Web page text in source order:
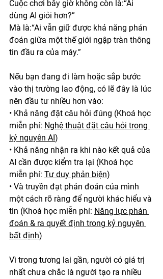
Cuộc chơi bây giờ không còn là:“Ai
dùng AI giỏi hơn?”
Mà là:“Ai vẫn giữ được khả năng phán
đoán giữa một thế giới ngập tràn thông
tin đầu ra của máy.”
Nếu bạn đang đi làm hoặc sắp bước
vào thị trường lao động, có lẽ đây là lúc
nên đầu tư nhiều hơn vào:
• Khả năng đặt câu hỏi đúng (Khoá học
miễn phí: Nghệ thuật đặt câu hỏi trong
kỷ nguyên AI)
• Khả năng nhận ra khi nào kết quả của
AI cần được kiểm tra lại (Khoá học
miễn phí: Tư duy phản biện)
• Và truyền đạt phán đoán của mình
một cách rõ ràng để người khác hiểu và
tin (Khoá học miễn phí: Năng lực phán
đoán & ra quyết định trong kỷ nguyên
bất định)
Vì trong tương lai gần, người có giá trị
nhất chưa chắc là người tạo ra nhiều